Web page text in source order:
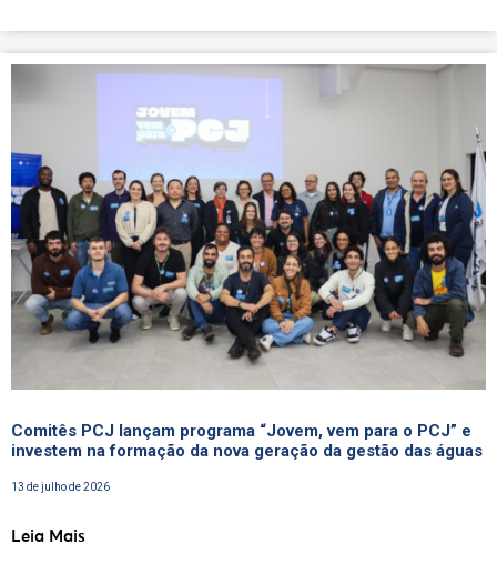
Comitês PCJ lançam programa “Jovem, vem para o PCJ” e
investem na formação da nova geração da gestão das águas
13 de julho de 2026
Leia Mais